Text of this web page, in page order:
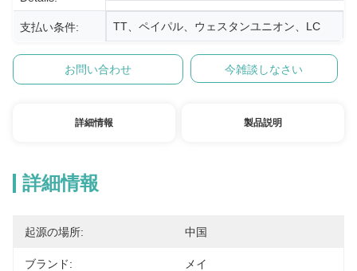
支払い条件: TT、ペイパル、ウェスタンユニオン、LC
お問い合わせ 今雑談しなさい
詳細情報 製品説明
詳細情報
起源の場所: 中国
ブランド: メイ